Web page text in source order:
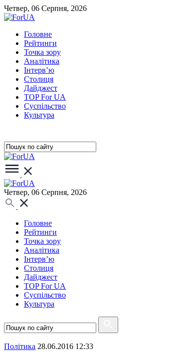
Четвер, 06 Серпня, 2026
Головне
Рейтинги
Точка зору
Аналітика
Інтерв’ю
Столиця
Дайджест
TOP For UA
Суспiльство
Культура
Четвер, 06 Серпня, 2026
Головне
Рейтинги
Точка зору
Аналітика
Інтерв’ю
Столиця
Дайджест
TOP For UA
Суспiльство
Культура
Полiтика 28.06.2016 12:33